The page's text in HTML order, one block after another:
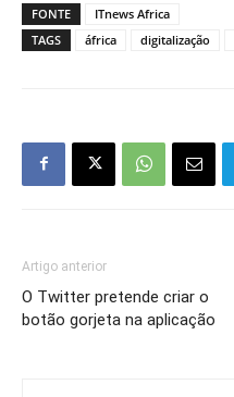
FONTE
ITnews Africa
TAGS
áfrica digitalização
Artigo anterior
O Twitter pretende criar o
botão gorjeta na aplicação